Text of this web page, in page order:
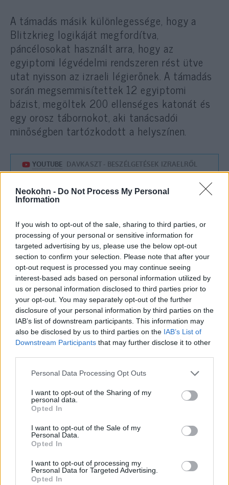
Neokohn - Do Not Process My Personal
Information
If you wish to opt-out of the sale, sharing to third parties, or
processing of your personal or sensitive information for
targeted advertising by us, please use the below opt-out
section to confirm your selection. Please note that after your
opt-out request is processed you may continue seeing
interest-based ads based on personal information utilized by
us or personal information disclosed to third parties prior to
your opt-out. You may separately opt-out of the further
disclosure of your personal information by third parties on the
IAB’s list of downstream participants. This information may
also be disclosed by us to third parties on the IAB’s List of
Downstream Participants that may further disclose it to other
Please note that this website/app uses one or more Google
not limited to your visit or usage behaviour. You may click to
grant or deny consent to Google and its third-party tags to
use your data for below specified purposes in below Google
consent section.
Personal Data Processing Opt Outs
I want to opt-out of the Sharing of my
personal data.
Opted In
I want to opt-out of the Sale of my
Personal Data.
Opted In
I want to opt-out of processing my
Personal Data for Targeted Advertising.
Opted In
A támadás másik különlegessége, hogy a
Blitzkrieg logikáját megfordítva,
páncélosokat használt arra, hogy az
egyiptomi légvédelmi rendszeren rést ütve
utat nyisson az izraeli légierőnek. A támadás
során megsemmisítettek 12 egyiptomi
bázist, megöltek 200 ellenséges katonát és
egy orosz tábornokot, aki tanácsadói
minőségben tartózkodott a helyszínen.
A podcast korábbi epizódjaiitt
hallgathatókmeg.
Amichay Mihály Éva cikkeiitt, Robert C. Castel
írásai pedigittolvashatók a Neokohnon.
Európa jövője?
Robert C. Castel összes cikkét elolvashatja